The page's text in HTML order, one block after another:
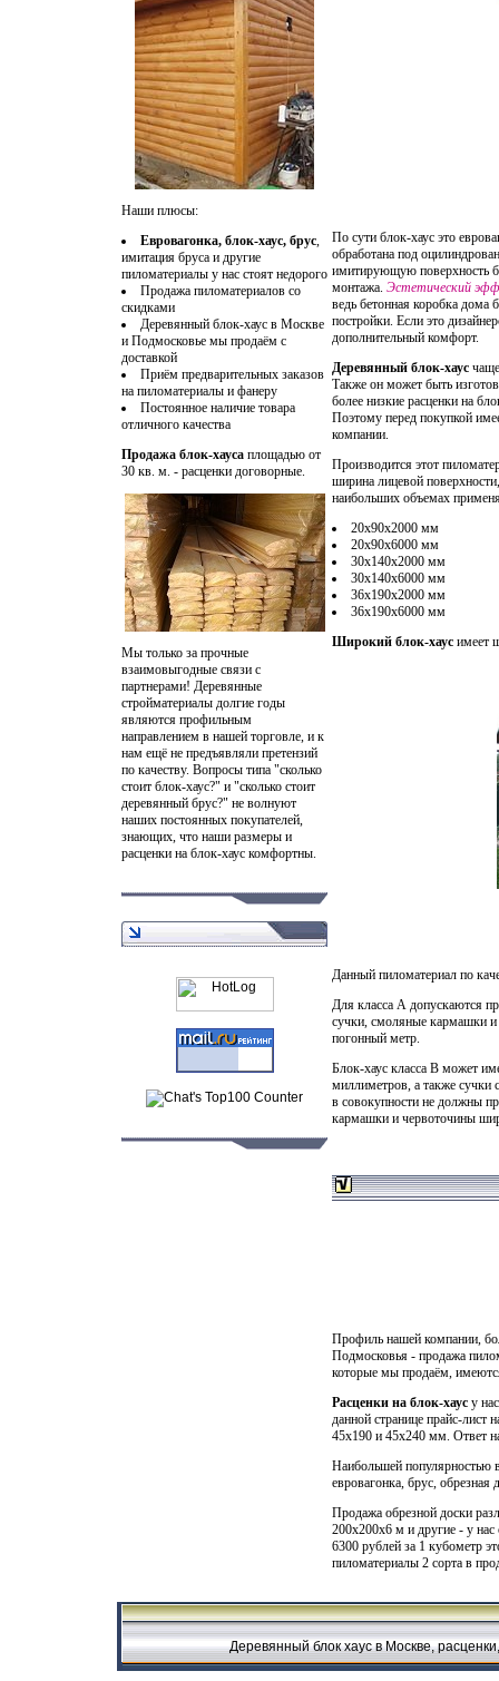
Наши плюсы:
Евровагонка, блок-хаус, брус,
имитация бруса и другие
пиломатериалы у нас стоят недорого
Продажа пиломатериалов со
скидками
Деревянный блок-хаус в Москве
и Подмосковье мы продаём с
доставкой
Приём предварительных заказов
на пиломатериалы и фанеру
Постоянное наличие товара
отличного качества
Продажа блок-хауса площадью от
30 кв. м. - расценки договорные.
Мы только за прочные
взаимовыгодные связи с
партнерами! Деревянные
стройматериалы долгие годы
являются профильным
направлением в нашей торговле, и к
нам ещё не предъявляли претензий
по качеству. Вопросы типа "сколько
стоит блок-хаус?" и "сколько стоит
деревянный брус?" не волнуют
наших постоянных покупателей,
знающих, что наши размеры и
расценки на блок-хаус комфортны.
По сути блок-хаус это
обработана под
имитирующую поверхность
монтажа. Эстетический
ведь бетонная коробка дома
постройки. Если это
дополнительный комфорт.
Деревянный блок-хаус
Также он может быть
более низкие расценки на
Поэтому перед покупкой
компании.
Производится этот
ширина лицевой
наибольших объемах
20х90х2000 мм
20х90х6000 мм
30х140х2000 мм
30х140х6000 мм
36х190х2000 мм
36х190х6000 мм
Широкий блок-хаус имеет
Данный пиломатериал по
Для класса А допускаются
сучки, смоляные кармашки и
погонный метр.
Блок-хаус класса В может
миллиметров, а также
в совокупности не должны
кармашки и червоточины
Профиль нашей компании,
Подмосковья - продажа
которые мы продаём,
Расценки на блок-хаус у
данной странице прайс-лист
45х190 и 45х240 мм. Ответ на
Наибольшей популярностью
евровагонка, брус, обрезная
Продажа обрезной доски
200x200x6 м и другие - у нас
6300 рублей за 1 кубометр
пиломатериалы 2 сорта в
Деревянный блок хаус в Москве,